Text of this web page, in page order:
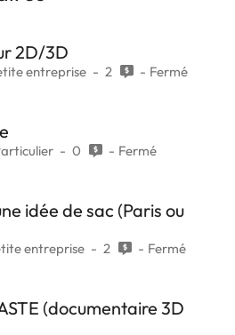
2D/3D
entreprise 2 Fermé
0 Fermé
idée de sac (Paris ou
entreprise 2 Fermé
(documentaire 3D